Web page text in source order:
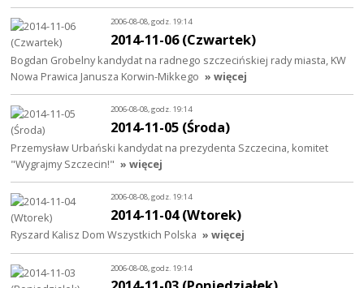
2006-08-08, godz. 19:14
2014-11-06 (Czwartek)
Bogdan Grobelny kandydat na radnego szczecińskiej rady miasta, KW
Nowa Prawica Janusza Korwin-Mikkego » więcej
2006-08-08, godz. 19:14
2014-11-05 (Środa)
Przemysław Urbański kandydat na prezydenta Szczecina, komitet
"Wygrajmy Szczecin!" » więcej
2006-08-08, godz. 19:14
2014-11-04 (Wtorek)
Ryszard Kalisz Dom Wszystkich Polska » więcej
2006-08-08, godz. 19:14